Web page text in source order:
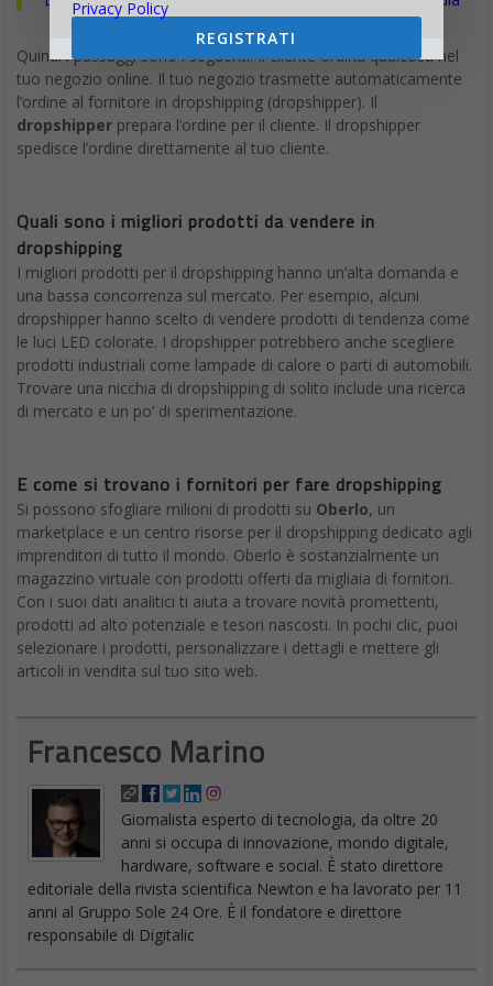
Quindi i passaggi sono i seguenti. Il cliente ordina qualcosa nel
tuo negozio online. Il tuo negozio trasmette automaticamente
l’ordine al fornitore in dropshipping (dropshipper). Il
dropshipper prepara l’ordine per il cliente. Il dropshipper
spedisce l’ordine direttamente al tuo cliente.
Quali sono i migliori prodotti da vendere in
dropshipping
I migliori prodotti per il dropshipping hanno un’alta domanda e
una bassa concorrenza sul mercato. Per esempio, alcuni
dropshipper hanno scelto di vendere prodotti di tendenza come
le luci LED colorate. I dropshipper potrebbero anche scegliere
prodotti industriali come lampade di calore o parti di automobili.
Trovare una nicchia di dropshipping di solito include una ricerca
di mercato e un po’ di sperimentazione.
E come si trovano i fornitori per fare dropshipping
Si possono sfogliare milioni di prodotti su Oberlo, un
marketplace e un centro risorse per il dropshipping dedicato agli
imprenditori di tutto il mondo. Oberlo è sostanzialmente un
magazzino virtuale con prodotti offerti da migliaia di fornitori.
Con i suoi dati analitici ti aiuta a trovare novità promettenti,
prodotti ad alto potenziale e tesori nascosti. In pochi clic, puoi
selezionare i prodotti, personalizzare i dettagli e mettere gli
articoli in vendita sul tuo sito web.
Francesco Marino
Giornalista esperto di tecnologia, da oltre 20
anni si occupa di innovazione, mondo digitale,
hardware, software e social. È stato direttore
editoriale della rivista scientifica Newton e ha lavorato per 11
anni al Gruppo Sole 24 Ore. È il fondatore e direttore
responsabile di Digitalic
Privacy Policy
REGISTRATI